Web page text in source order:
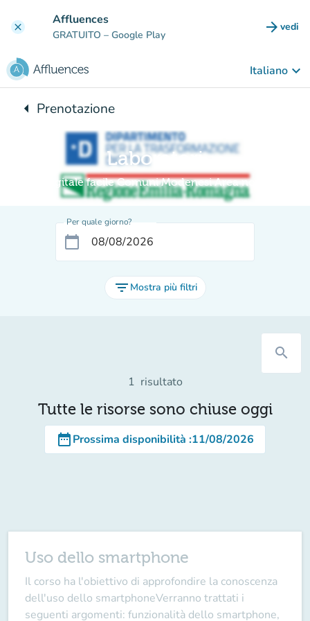
clear Affluences
GRATUITO – Google Play arrow_forward vedi
Italiano keyboard_arrow_down
arrow_leftTorna a:
Prenotazione
Laboratori
Digitale facile Comuni Modenesi Area nord
Per quale giorno?
calendar_today
filter_list Mostra più filtri
search
1 risultato
Tutte le risorse sono chiuse oggi
date_rangeProssima disponibilità :11/08/2026
Uso dello smartphone
Il corso ha l'obiettivo di approfondire la conoscenza
dell'uso dello smartphoneVerranno trattati i
seguenti argomenti: funzionalità dello smartphone,